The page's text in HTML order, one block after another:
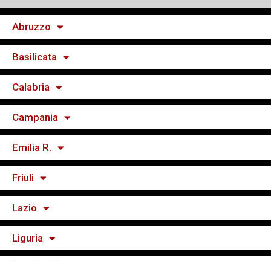
Abruzzo
Basilicata
Calabria
Campania
Emilia R.
Friuli
Lazio
Liguria